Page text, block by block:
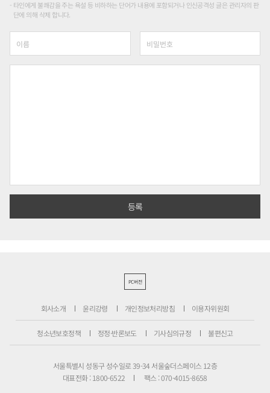
타인에게 불쾌감을 주는 욕설 등 비하하는 단어가 내용에 포함되거나 인신공격성 글은 관리자의 판
단에 의해 삭제 합니다.
PC버전
회사소개 윤리강령 개인정보처리방침 이용자위원회
청소년보호정책 정정·반론보도 기사심의규정 불편신고
서울특별시 성동구 성수일로 39-34 서울숲더스페이스 12층
대표전화 : 1800-6522
팩스 : 070-4015-8658